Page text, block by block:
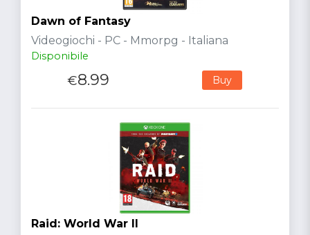
Dawn of Fantasy
Videogiochi - PC - Mmorpg - Italiana
Disponibile
€8.99 Buy
Raid: World War II